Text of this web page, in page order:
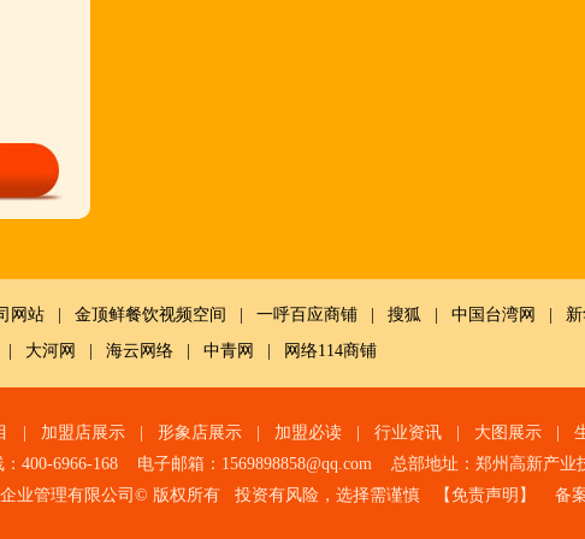
用派人
锅四吃,
,回头客
小餐饮
.有意向
网站 金顶鲜餐饮视频空间 一呼百应商铺 搜狐 中国台湾网 新
大河网 海云网络 中青网 网络114商铺
加盟店展示| 形象店展示| 加盟必读| 行业资讯| 大图展示|
：400-6966-168 电子邮箱：1569898858@qq.com 总部地址：郑州高新产业
业管理有限公司© 版权所有 投资有风险，选择需谨慎 【免责声明 】 备案